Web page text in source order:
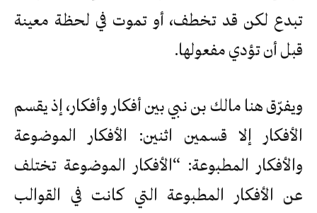
تبدع لكن قد تخطف، أو تموت في لحظة معينة
قبل أن تؤدي مفعولها.
ويفرّق هنا مالك بن نبي بين أفكار وأفكار، إذ يقسم
الأفكار إلا قسمين اثنين: الأفكار الموضوعة
والأفكار المطبوعة: “الأفكار الموضوعة تختلف
عن الأفكار المطبوعة التي كانت في القوالب